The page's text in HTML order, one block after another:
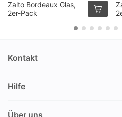
Zalto Bordeaux Glas,
2er-Pack
Kontakt
Nüschelerstrasse 35
Schweiz
Hilfe
Über uns